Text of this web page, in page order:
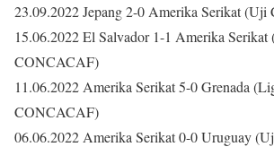
23.09.2022 Jepang 2-0 Amerika Serikat (Uji
15.06.2022 El Salvador 1-1 Amerika Serikat
CONCACAF)
11.06.2022 Amerika Serikat 5-0 Grenada
CONCACAF)
06.06.2022 Amerika Serikat 0-0 Uruguay